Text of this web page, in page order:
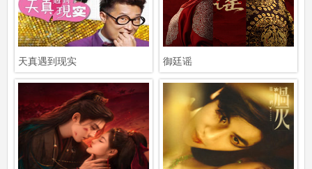
天真遇到现实 御廷谣